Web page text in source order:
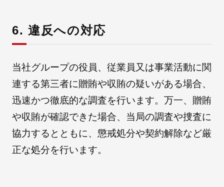
6. 違反への対応
当社グループの役員、従業員又は事業活動に関
連する第三者に贈賄や収賄の疑いがある場合、
迅速かつ徹底的な調査を行います。万一、贈賄
や収賄が確認できた場合、当局の調査や捜査に
協力するとともに、懲戒処分や契約解除など厳
正な処分を行います。